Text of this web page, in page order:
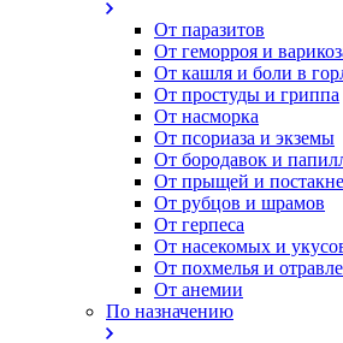
От паразитов
Oт геморроя и
От кашля и боли в
От простуды и гриппа
От насморка
Oт псориаза и экземы
От бородавок и
От прыщей и постакне
От рубцов и шрамов
От герпеса
От насекомых и
От похмелья и
От анемии
По назначению